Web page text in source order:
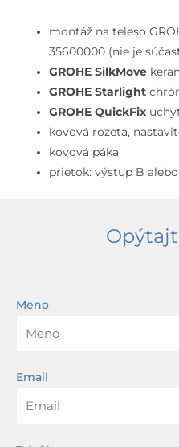
batéria
omietku,
chróm
montáž na teleso
35600000 (nie je
GROHE SilkMove
GROHE Starlight
GROHE QuickFix
kovová rozeta,
kovová páka
prietok: výstup B
Meno
Email